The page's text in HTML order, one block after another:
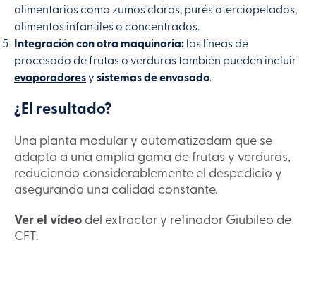
alimentarios como zumos claros, purés aterciopelados,
alimentos infantiles o concentrados.
Integración con otra maquinaria: las líneas de
procesado de frutas o verduras también pueden incluir
evaporadoresy sistemas de envasado.
¿El resultado?
Una planta modular y automatizadam que se
adapta a una amplia gama de frutas y verduras,
reduciendo considerablemente el despedicio y
asegurando una calidad constante.
Ver el vídeo del extractor y refinador Giubileo de
CFT.